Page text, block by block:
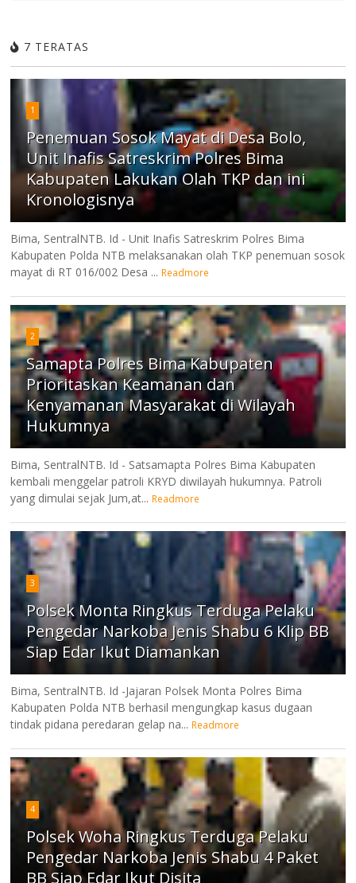
7 TERATAS
1
Penemuan Sosok Mayat di Desa Bolo,
Unit Inafis Satreskrim Polres Bima
Kabupaten Lakukan Olah TKP dan ini
Kronologisnya
Bima, SentralNTB. Id - Unit Inafis Satreskrim Polres Bima
Kabupaten Polda NTB melaksanakan olah TKP penemuan sosok
mayat di RT 016/002 Desa ... Readmore
2
Samapta Polres Bima Kabupaten
Prioritaskan Keamanan dan
Kenyamanan Masyarakat di Wilayah
Hukumnya
Bima, SentralNTB. Id - Satsamapta Polres Bima Kabupaten
kembali menggelar patroli KRYD diwilayah hukumnya. Patroli
yang dimulai sejak Jum,at... Readmore
3
Polsek Monta Ringkus Terduga Pelaku
Pengedar Narkoba Jenis Shabu 6 Klip BB
Siap Edar Ikut Diamankan
Bima, SentralNTB. Id -Jajaran Polsek Monta Polres Bima
Kabupaten Polda NTB berhasil mengungkap kasus dugaan
tindak pidana peredaran gelap na... Readmore
4
Polsek Woha Ringkus Terduga Pelaku
Pengedar Narkoba Jenis Shabu 4 Paket
BB Siap Edar Ikut Disita